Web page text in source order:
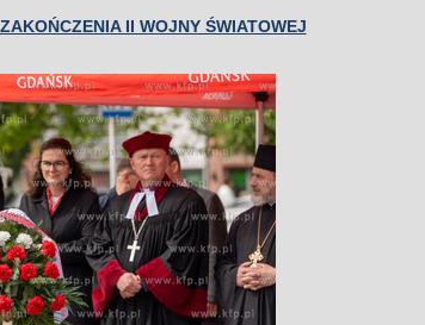
II WOJNY ŚWIATOWEJ